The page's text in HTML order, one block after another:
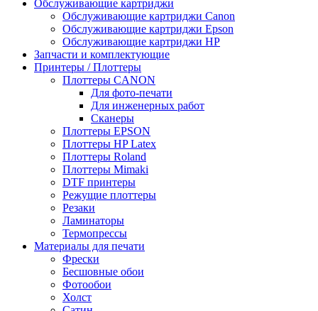
Обслуживающие картриджи
Обслуживающие картриджи Canon
Обслуживающие картриджи Epson
Обслуживающие картриджи HP
Запчасти и комплектующие
Принтеры / Плоттеры
Плоттеры CANON
Для фото-печати
Для инженерных работ
Сканеры
Плоттеры EPSON
Плоттеры HP Latex
Плоттеры Roland
Плоттеры Mimaki
DTF принтеры
Режущие плоттеры
Резаки
Ламинаторы
Термопрессы
Материалы для печати
Фрески
Бесшовные обои
Фотообои
Холст